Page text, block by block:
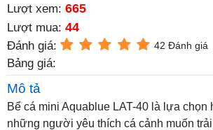
Lượt xem: 665
Lượt mua: 44
Đánh giá: 42 Đánh giá
Bảng giá:
Mô tả
Bể cá mini Aquablue LAT-40 là lựa chọn
những người yêu thích cá cảnh muốn